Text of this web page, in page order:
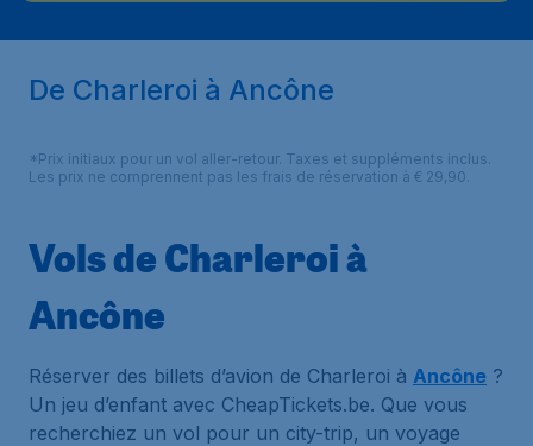
De Charleroi à Ancône
*Prix initiaux pour un vol aller-retour. Taxes et suppléments inclus.
Les prix ne comprennent pas les frais de réservation à € 29,90.
Vols de Charleroi à
Ancône
Réserver des billets d’avion de Charleroi à Ancône ?
Un jeu d’enfant avec CheapTickets.be. Que vous
recherchiez un vol pour un city-trip, un voyage